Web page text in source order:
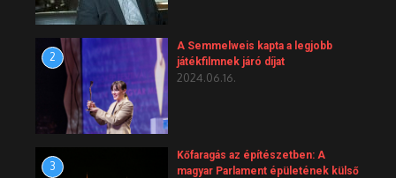
2
A Semmelweis kapta a legjobb
játékfilmnek járó díjat
2024.06.16.
3
Kőfaragás az építészetben: A
magyar Parlament épületének külső